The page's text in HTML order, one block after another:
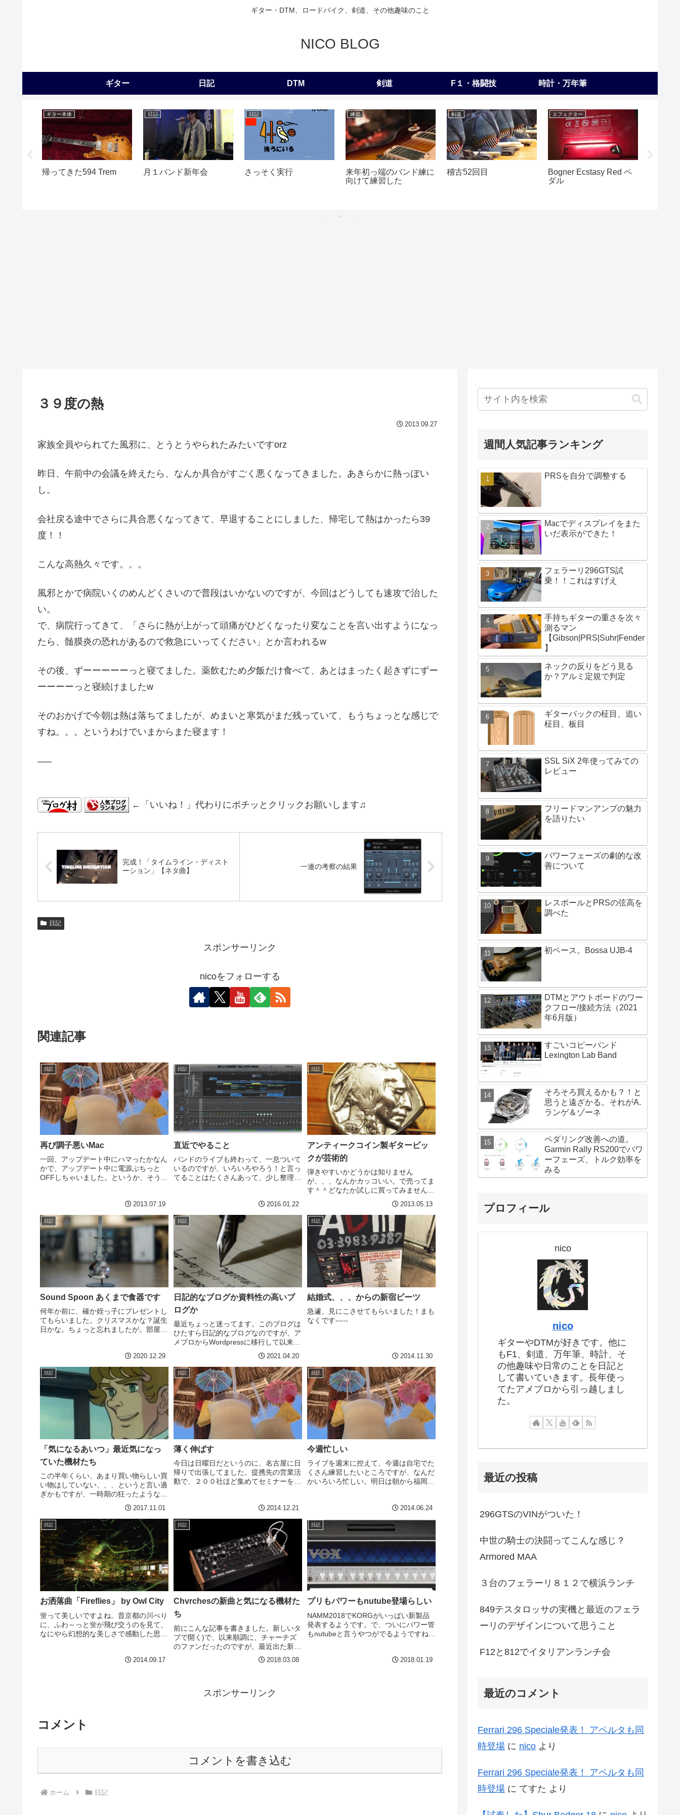
ギター・DTM、ロードバイク、剣道、その他趣味のこと
NICO BLOG
ギター 日記 DTM 剣道 F１・格闘技 時計・万年筆
ギター本体
帰ってきた594 Trem
日記
月１バンド新年会
日記
さっそく実行
練習
来年初っ端のバンド練に
向けて練習した
剣道
稽古52回目
エフェクター
Bogner Ecstasy Red ペ
ダル
３９度の熱
2013.09.27
家族全員やられてた風邪に、とうとうやられたみたいですorz
昨日、午前中の会議を終えたら、なんか具合がすごく悪くなってきました。あきらかに熱っぽい
し。
会社戻る途中でさらに具合悪くなってきて、早退することにしました、帰宅して熱はかったら39
度！！
こんな高熱久々です。。。
風邪とかで病院いくのめんどくさいので普段はいかないのですが、今回はどうしても速攻で治した
い。
で、病院行ってきて、「さらに熱が上がって頭痛がひどくなったり変なことを言い出すようになっ
たら、髄膜炎の恐れがあるので救急にいってください」とか言われるw
その後、ずーーーーーっと寝てました。薬飲むため夕飯だけ食べて、あとはまったく起きずにずー
ーーーーっと寝続けましたw
そのおかげで今朝は熱は落ちてましたが、めまいと寒気がまだ残っていて、もうちょっとな感じで
すね。。。というわけでいまからまた寝ます！
—–
←「いいね！」代わりにポチッとクリックお願いします♫
完成！「タイムライン・ディスト
ーション」【ネタ曲】
一連の考察の結果
日記
スポンサーリンク
nicoをフォローする
関連記事
日記
再び調子悪いMac
一回、アップデート中にハマったかなん
かで、アップデート中に電源ぶちっと
OFFしちゃいました。というか、そうす
れ以来、どうもところどころ怪しい。ま
ず、Excelが起動し...
2013.07.19
日記
直近でやること
バンドのライブも終わって、一息ついて
いるのですが、いろいろやろう！と言っ
てることはたくさんあって、少し整理し
ているものが、アニソンバンド & B'zコ
ピバンのVo. M...
2016.01.22
日記
アンティークコイン製ギターピッ
クが芸術的
弾きやすいかどうかは知りません
が、、、なんかカッコいい。で売ってま
す＾＾どなたか試しに買ってみません
か？元ネタの記事はこれ。このサイト、
初めて見るネタサイトなんですが、音楽
系が多くえ？！というのが多くて楽し
い。例えば、（タイトルは私がつけた...
2013.05.13
日記
Sound Spoon あくまで食器です
何年か前に、確か姪っ子にプレゼントし
てもらいました。クリスマスかな？誕生
日かな。ちょっと忘れましたが。部屋引
が、裏を見ると、、、拡大しないと読め
ないと思うのですが、こう書...
2020.12.29
日記
日記的なブログか資料性の高いブ
ログか
最近ちょっと迷ってます。このブログは
ひたすら日記的なブログなのですが、ア
メブロからWordpressに移行して以来、
見ていただけてる方も少しずつ増えてき
ています。以前と違うのは、圧倒的に検
索エンジンなんですよね。そして
Google Anal...
2021.04.20
日記
結婚式、、、からの新宿ビーツ
急遽、見にこさせてもらいました！まも
なくです-----
2014.11.30
日記
「気になるあいつ」最近気になっ
ていた機材たち
この半年くらい、あまり買い物らしい買
い物はしていない、、、というと言い過
ぎかもですが、一時期の狂ったような感
じはなかったりします。なんとなく、
Friedman BE-100をゲットして以来、お
およそ全て丸く収まった感があります。
ギター関係物...
2017.11.01
日記
薄く伸ばす
今日は日曜日だというのに、名古屋に日
帰りで出張してました。提携先の営業活
動で、２００社ほど集めてセミナーをや
ったのですが、いろいろあって引き受け
ざるを得なかったのでやむな...
2014.12.21
日記
今週忙しい
ライブを週末に控えて、今週は自宅でた
くさん練習したいところですが、なんだ
かいろいろ忙しい。明日は朝から福岡に
古屋に移動して会議。ライブ直前の週
は、ゆったり過ごしたいもので...
2014.06.24
日記
お洒落曲「Fireflies」 by Owl City
蛍って美しいですよね。昔京都の川べり
に、ふわ～っと蛍が飛び交うのを見て、
なにやら幻想的な美しさで感動した思い
ないですが、アルバムを買っていて、た
2014.09.17
日記
Chvrchesの新曲と気になる機材た
ち
前にこんな記事を書きました。新しいタ
ブで開く)で、以来順調に、チャーチズ
のファンだったのですが、最近出た新曲
が好きです。ラジオで結構かかってるの
を耳にして、あれ、これチャーチズか
2018.03.08
日記
プリもパワーもnutube登場らしい
NAMM2018でKORGがいっぱい新製品
発表するようです。で、ついにパワー管
もnutubeと言うやつがでるようですね！
ボは19.4kg。あれ、意外に重い。コンボ
2018.01.19
スポンサーリンク
コメント
コメントを書き込む
ホーム 日記
週間人気記事ランキング
PRSを自分で調整する
Macでディスプレイをまた
いだ表示ができた！
フェラーリ296GTS試
乗！！これはすげえ
手持ちギターの重さを次々
測るマン
【Gibson|PRS|Suhr|Fender
】
ネックの反りをどう見る
か？アルミ定規で判定
ギターバックの柾目、追い
柾目、板目
SSL SiX 2年使ってみての
レビュー
フリードマンアンプの魅力
を語りたい
パワーフェーズの劇的な改
善について
レスポールとPRSの弦高を
調べた
初ベース。Bossa UJB-4
DTMとアウトボードのワー
クフロー/接続方法（2021
年6月版）
すごいコピーバンド
Lexington Lab Band
そろそろ買えるかも？！と
思うと遠ざかる。それがA.
ランゲ＆ゾーネ
ペダリング改善への道。
Garmin Rally RS200でパワ
ーフェーズ、トルク効率を
みる
プロフィール
nico
nico
ギターやDTMが好きです。他に
もF1、剣道、万年筆、時計、そ
の他趣味や日常のことを日記と
して書いていきます。長年使っ
てたアメブロから引っ越しまし
た。
最近の投稿
296GTSのVINがついた！
中世の騎士の決闘ってこんな感じ？
Armored MAA
３台のフェラーリ８１２で横浜ランチ
849テスタロッサの実機と最近のフェラ
ーリのデザインについて思うこと
F12と812でイタリアンランチ会
最近のコメント
Ferrari 296 Speciale発表！ アペルタも同
時登場 に nico より
Ferrari 296 Speciale発表！ アペルタも同
時登場 に てすた より